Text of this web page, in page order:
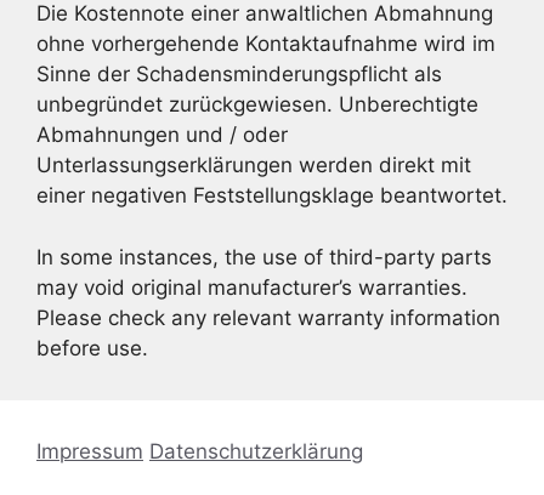
Die Kostennote einer anwaltlichen Abmahnung
ohne vorhergehende Kontaktaufnahme wird im
Sinne der Schadensminderungspflicht als
unbegründet zurückgewiesen. Unberechtigte
Abmahnungen und / oder
Unterlassungserklärungen werden direkt mit
einer negativen Feststellungsklage beantwortet.
In some instances, the use of third-party parts
may void original manufacturer’s warranties.
Please check any relevant warranty information
before use.
Impressum Datenschutzerklärung